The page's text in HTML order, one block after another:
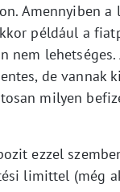
Amennyiben a
például a
nem lehetséges.
de vannak
milyen
ezzel
limittel (még